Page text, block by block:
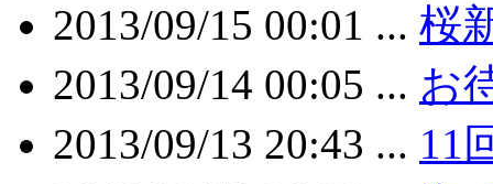
2013/09/15 00:01 ... 桜
2013/09/14 00:05 ... お
2013/09/13 20:43 ... 11